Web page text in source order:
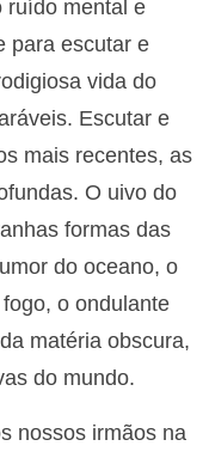
ruído mental e
para escutar e
vida do
Escutar e
mais recentes, as
O uivo do
formas das
do oceano, o
o ondulante
matéria obscura,
do mundo.
nossos irmãos na